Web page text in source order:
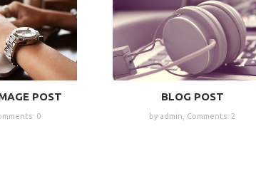
POST
0
BLOG POST
by admin, Comments: 2